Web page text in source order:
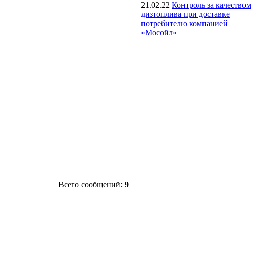
Всего сообщений: 9
21.02.22 Контроль за качеством
дизтоплива при доставке
потребителю компанией
«Мосойл»